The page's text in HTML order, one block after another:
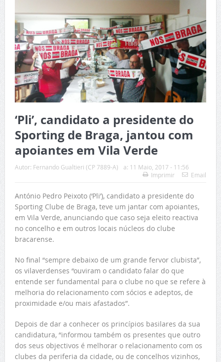
‘Pli’, candidato a presidente do
Sporting de Braga, jantou com
apoiantes em Vila Verde
Autor: Fernando Gualtieri (CP 7889-A) a: 11 Maio, 2017 - 11:56
Imprimir
Email
António Pedro Peixoto (‘Pli’), candidato a presidente do
Sporting Clube de Braga, teve um jantar com apoiantes,
em Vila Verde, anunciando que caso seja eleito reactiva
no concelho e em outros locais núcleos do clube
bracarense.
No final “sempre debaixo de um grande fervor clubista”,
os vilaverdenses “ouviram o candidato falar do que
entende ser fundamental para o clube no que se refere à
melhoria do relacionamento com sócios e adeptos, de
proximidade e/ou mais afastados”.
Depois de dar a conhecer os princípios basilares da sua
candidatura, “informou também os presentes que outro
dos seus objectivos é melhorar o relacionamento com os
clubes da periferia da cidade, ou de concelhos vizinhos,